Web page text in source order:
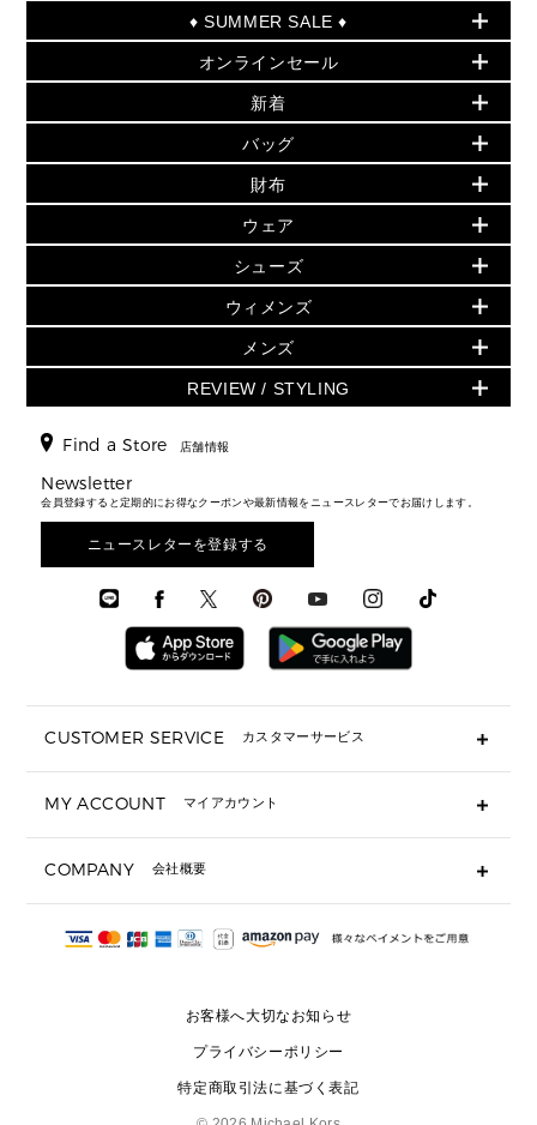
♦ SUMMER SALE ♦
セールおすすめアイテム
▶ ウィメンズ
バッグ
小物
シューズ・靴
ウェア
アクセサリー
時計
▶ メンズ
バッグ
ウェア
アクセサリー
オンラインセール
PRODUCT OF THE MONTH - 今月の特別価格
再値下げアイテム
追加アイテム
▶ ウィメンズすべて(ウェア・シューズ除く)
バッグ
財布・小物
ウェア
シューズ
時計・ジュエリー
アクセサリー
メンズ バッグ
メンズ 財布・小物
メンズ シューズ
メンズ ウェア
メンズ 時計・その他
新着
夏のスタイル
▶ すべて
▶ ウィメンズすべて
財布・小物
アクセサリー
フレグランス
シューズ
▶ メンズすべて
メンズ財布・小物
メンズアクセサリー
メンズウェア
バッグ
人気の定番アイテム
日本限定 - バッグ
▶ ウィメンズすべて
トートバッグ
ショルダーバッグ
クロスボディ・斜め掛け
トラベル
3 IN 1 / 2 IN 1 バッグ
▶ メンズすべて
財布
日本限定 - 財布・小物
▶ ウィメンズすべて
GREENWICH
折り財布(二つ折り・三つ折り)
長財布
▶ メンズすべて
ウェア
▶ ウィメンズすべて
トップス
スカート・パンツ
ジャケット・アウター
▶ メンズすべて
シューズ
▶ ウィメンズすべて
サンダル
スニーカー
▶ メンズすべて
ウィメンズ
人気の定番アイテム
▶ ウィメンズすべて
▶ バッグすべて
通勤・通学アイテム
3 IN 1 バッグ
ミニ財布・フラグメントケース
▶ 小物すべて
定期ケース・カードケース・名刺入れ
サンダル
スニーカー
▶ ウェア
メンズ
▶ メンズすべて
財布・小物
時計・ジュエリー
アクセサリー
REVIEW / STYLING
エディターレビュー
Find a Store 店舗情報
Newsletter
会員登録すると定期的にお得なクーポンや最新情報をニュースレターでお届けします。
ニュースレターを登録する
CUSTOMER SERVICE カスタマーサービス
ギフト用にラッピングができますか？
ショッピングバッグを購入商品分送ってもらえますか？
注文後に完了メールが受信できないのですが？
サイズ交換はできますか？
MY ACCOUNT マイアカウント
COMPANY 会社概要
会社概要
お客様へ大切なお知らせ
プライバシーポリシー
特定商取引法に基づく表記